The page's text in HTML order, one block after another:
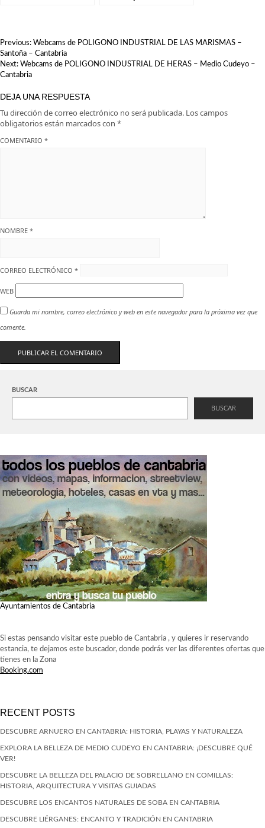
NAVEGACIÓN
DE
ENTRADAS
Previous: Webcams de POLIGONO INDUSTRIAL DE LAS MARISMAS –
Santoña – Cantabria
Next: Webcams de POLIGONO INDUSTRIAL DE HERAS – Medio Cudeyo –
Cantabria
DEJA UNA RESPUESTA
Tu dirección de correo electrónico no será publicada. Los campos
obligatorios están marcados con *
COMENTARIO *
NOMBRE *
CORREO ELECTRÓNICO *
WEB
Guarda mi nombre, correo electrónico y web en este navegador para la próxima vez que
comente.
BUSCAR
BUSCAR
Ayuntamientos de Cantabria
Si estas pensando visitar este pueblo de Cantabria , y quieres ir reservando
estancia, te dejamos este buscador, donde podrás ver las diferentes ofertas que
tienes en la Zona
Booking.com
RECENT POSTS
DESCUBRE ARNUERO EN CANTABRIA: HISTORIA, PLAYAS Y NATURALEZA
EXPLORA LA BELLEZA DE MEDIO CUDEYO EN CANTABRIA: ¡DESCUBRE QUÉ
VER!
DESCUBRE LA BELLEZA DEL PALACIO DE SOBRELLANO EN COMILLAS:
HISTORIA, ARQUITECTURA Y VISITAS GUIADAS
DESCUBRE LOS ENCANTOS NATURALES DE SOBA EN CANTABRIA
DESCUBRE LIÉRGANES: ENCANTO Y TRADICIÓN EN CANTABRIA